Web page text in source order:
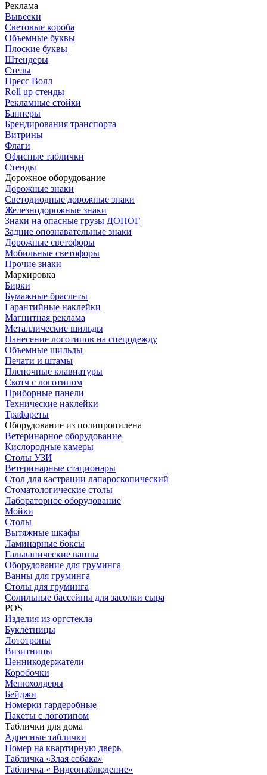
Реклама
Вывески
Световые короба
Объемные буквы
Плоские буквы
Штендеры
Стелы
Пресс Волл
Roll up стенды
Рекламные стойки
Баннеры
Брендирования транспорта
Витрины
Флаги
Офисные таблички
Стенды
Дорожное оборудование
Дорожные знаки
Светодиодные дорожные знаки
Железнодорожные знаки
Знаки на опасные грузы ДОПОГ
Задние опознавательные знаки
Дорожные светофоры
Мобильные светофоры
Прочие знаки
Маркировка
Бирки
Бумажные браслеты
Гарантийные наклейки
Магнитная реклама
Металлические шильды
Нанесение логотипов на спецодежду
Объемные шильды
Печати и штамы
Пленочные клавиатуры
Скотч с логотипом
Приборные панели
Технические наклейки
Трафареты
Оборудование из полипропилена
Ветеринарное оборудование
Кислородные камеры
Столы УЗИ
Ветеринарные стационары
Стол для кастрации лапароскопический
Стоматологические столы
Лабораторное оборудование
Мойки
Столы
Вытяжные шкафы
Ламинарные боксы
Гальванические ванны
Оборудование для груминга
Ванны для груминга
Столы для груминга
Солильные бассейны для засолки сыра
POS
Изделия из оргстекла
Буклетницы
Лототроны
Визитницы
Ценникодержатели
Коробочки
Менюхолдеры
Бейджи
Номерки гардеробные
Пакеты с логотипом
Таблички для дома
Адресные таблички
Номер на квартирную дверь
Табличка «Злая собака»
Табличка « Видеонаблюдение»